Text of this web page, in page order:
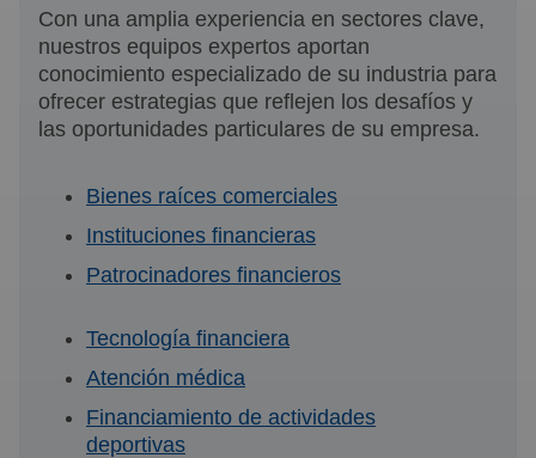
Con una amplia experiencia en sectores clave,
nuestros equipos expertos aportan
conocimiento especializado de su industria para
ofrecer estrategias que reflejen los desafíos y
las oportunidades particulares de su empresa.
Bienes raíces comerciales
Instituciones financieras
Patrocinadores financieros
Tecnología financiera
Atención médica
Financiamiento de actividades
deportivas